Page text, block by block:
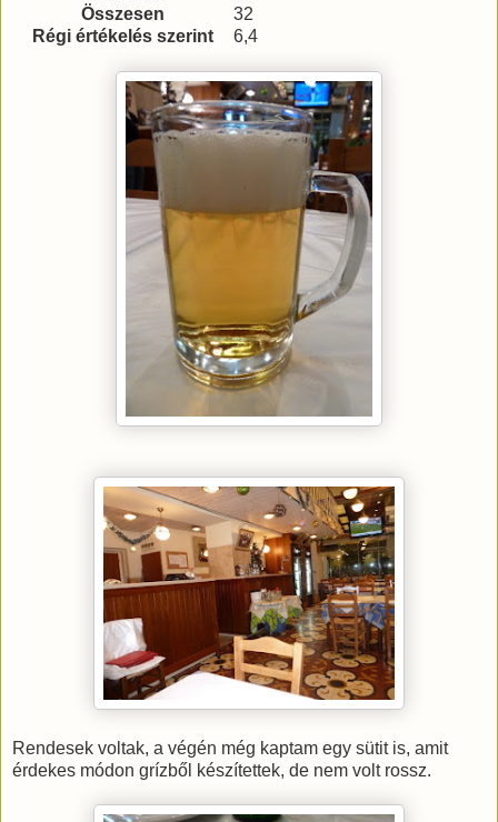
Összesen
32
Régi értékelés szerint
6,4
Rendesek voltak, a végén még kaptam egy sütit is, amit
érdekes módon grízből készítettek, de nem volt rossz.